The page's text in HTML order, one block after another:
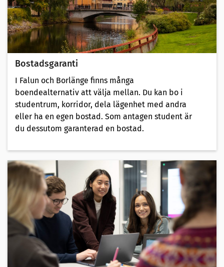
Bostadsgaranti
I Falun och Borlänge finns många
boendealternativ att välja mellan. Du kan bo i
studentrum, korridor, dela lägenhet med andra
eller ha en egen bostad. Som antagen student är
du dessutom garanterad en bostad.